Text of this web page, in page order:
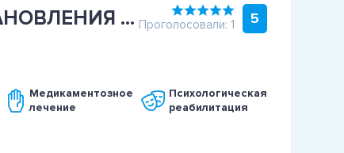
СПЕЦИАЛИЗИРОВАННЫЙ ЦЕНТР ВОССТАНОВЛЕНИЯ ИМ. АКАДЕМИКА ПАВЛОВА Проголосовали: 1 5
Медикаментозное
лечение
Психологическая
реабилитация